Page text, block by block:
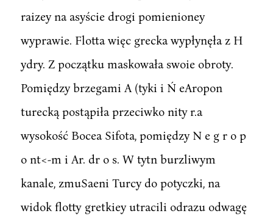
raizey na asyście drogi pomienioney
wyprawie. Flotta więc grecka wypłynęła z H
ydry. Z początku maskowała swoie obroty.
Pomiędzy brzegami A (tyki i Ń eAropon
turecką postąpiła przeciwko nity r.a
wysokość Bocea Sifota, pomiędzy N e g r o p
o nt<-m i Ar. dr o s. W tytn burzliwym
kanale, zmuSaeni Turcy do potyczki, na
widok flotty gretkiey utracili odrazu odwagę